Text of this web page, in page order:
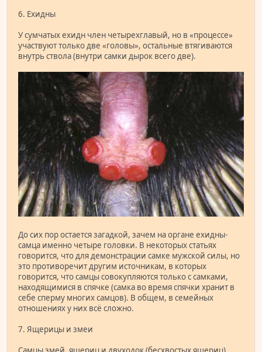
6. Ехидны
У сумчатых ехидн член четырехглавый, но в «процессе»
участвуют только две «головы», остальные втягиваются
внутрь ствола (внутри самки дырок всего две).
До сих пор остается загадкой, зачем на органе ехидны-
самца именно четыре головки. В некоторых статьях
говорится, что для демонстрации самке мужской силы, но
это противоречит другим источникам, в которых
говорится, что самцы совокупляются только с самками,
находящимися в спячке (самка во время спячки хранит в
себе сперму многих самцов). В общем, в семейных
отношениях у них всё сложно.
7. Ящерицы и змеи